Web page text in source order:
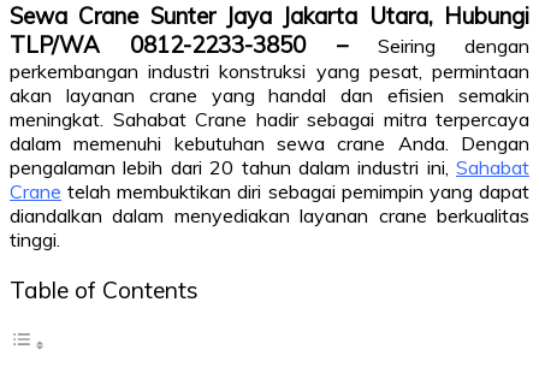
Sewa Crane Sunter Jaya Jakarta Utara, Hubungi
TLP/WA 0812-2233-3850 –
Seiring dengan
perkembangan industri konstruksi yang pesat, permintaan
akan layanan crane yang handal dan efisien semakin
meningkat. Sahabat Crane hadir sebagai mitra terpercaya
dalam memenuhi kebutuhan sewa crane Anda. Dengan
pengalaman lebih dari 20 tahun dalam industri ini, Sahabat
Crane telah membuktikan diri sebagai pemimpin yang dapat
diandalkan dalam menyediakan layanan crane berkualitas
tinggi.
Table of Contents